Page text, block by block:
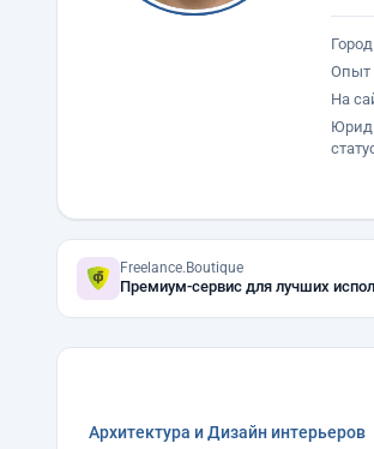
Город
Опыт
На
Freelance.Boutique
Премиум-сервис для лучших
Архитектура и Дизайн интерьеров